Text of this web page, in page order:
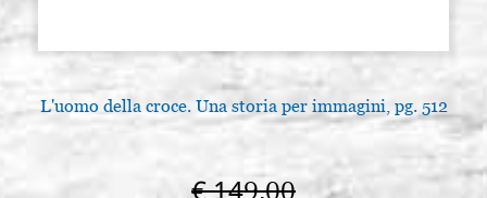
L'uomo della croce. Una storia per immagini, pg. 512